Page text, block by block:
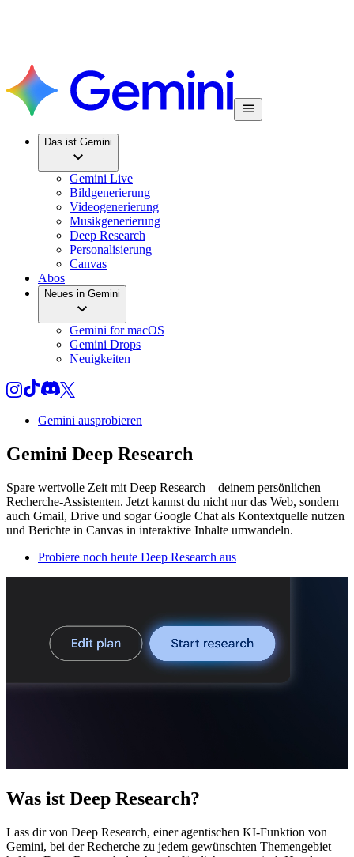
Das ist Gemini
Gemini Live
Bildgenerierung
Videogenerierung
Musikgenerierung
Deep Research
Personalisierung
Canvas
Abos
Neues in Gemini
Gemini for macOS
Gemini Drops
Neuigkeiten
Gemini ausprobieren
Gemini Deep Research
Spare wertvolle Zeit mit Deep Research – deinem persönlichen
Recherche-Assistenten. Jetzt kannst du nicht nur das Web, sondern
auch Gmail, Drive und sogar Google Chat als Kontextquelle nutzen
und Berichte in Canvas in interaktive Inhalte umwandeln.
Probiere noch heute Deep Research aus
Was ist Deep Research?
Lass dir von Deep Research, einer agentischen KI-Funktion von
Gemini, bei der Recherche zu jedem gewünschten Themengebiet